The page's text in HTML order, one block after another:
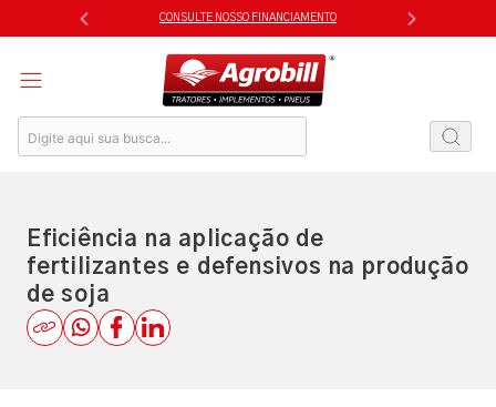
to
CONSULTE NOSSO FINANCIAMENTO
Eficiência na aplicação de
fertilizantes e defensivos na produção
de soja